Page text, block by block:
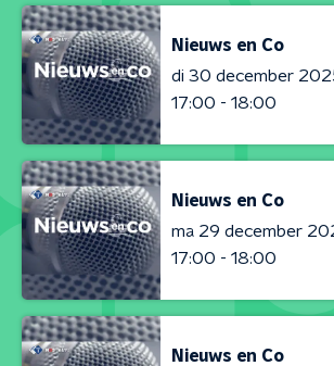
Nieuws en Co
di 30 december
17:00 - 18:00
Nieuws en Co
ma 29 december
17:00 - 18:00
Nieuws en Co